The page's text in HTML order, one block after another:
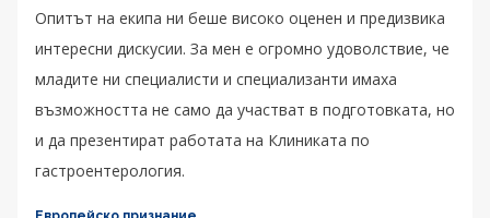
Опитът на екипа ни беше високо оценен и предизвика
интересни дискусии. За мен е огромно удоволствие, че
младите ни специалисти и специализанти имаха
възможността не само да участват в подготовката, но
и да презентират работата на Клиниката по
гастроентерология.